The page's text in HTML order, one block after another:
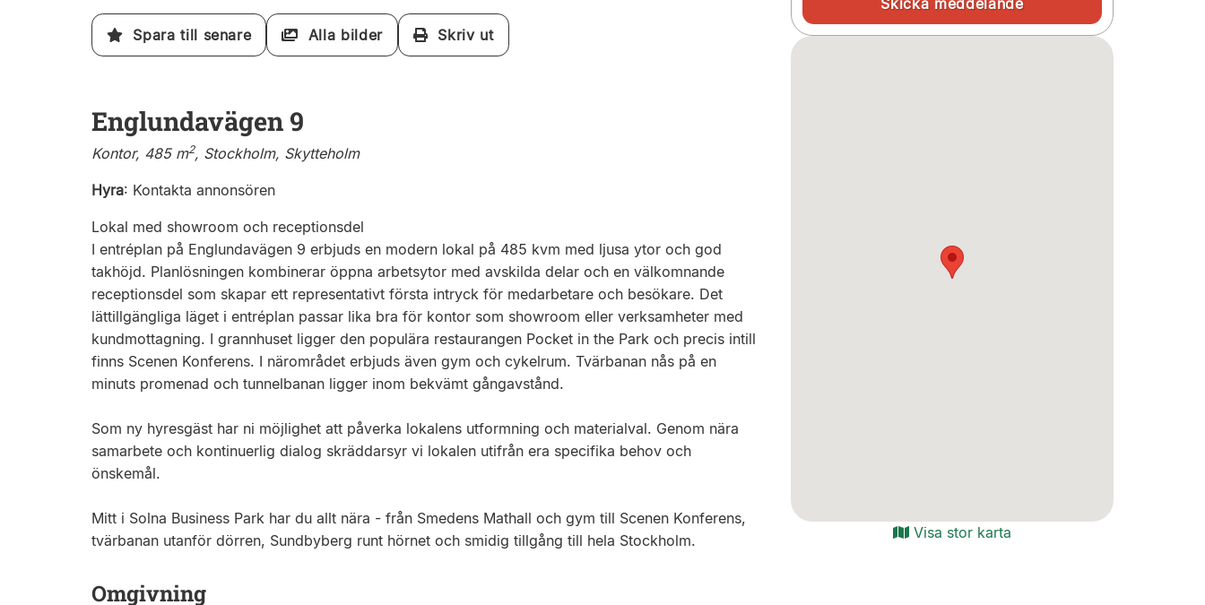
Spara till senare Alla bilder Skriv ut
Englundavägen 9
Kontor, 485 m2, Stockholm, Skytteholm
Hyra: Kontakta annonsören
Lokal med showroom och receptionsdel
I entréplan på Englundavägen 9 erbjuds en modern lokal på 485 kvm med ljusa ytor och god
takhöjd. Planlösningen kombinerar öppna arbetsytor med avskilda delar och en välkomnande
receptionsdel som skapar ett representativt första intryck för medarbetare och besökare. Det
lättillgängliga läget i entréplan passar lika bra för kontor som showroom eller verksamheter med
kundmottagning. I grannhuset ligger den populära restaurangen Pocket in the Park och precis intill
finns Scenen Konferens. I närområdet erbjuds även gym och cykelrum. Tvärbanan nås på en
minuts promenad och tunnelbanan ligger inom bekvämt gångavstånd.
Som ny hyresgäst har ni möjlighet att påverka lokalens utformning och materialval. Genom nära
samarbete och kontinuerlig dialog skräddarsyr vi lokalen utifrån era specifika behov och
önskemål.
Mitt i Solna Business Park har du allt nära - från Smedens Mathall och gym till Scenen Konferens,
tvärbanan utanför dörren, Sundbyberg runt hörnet och smidig tillgång till hela Stockholm.
Omgivning
Visa stor karta